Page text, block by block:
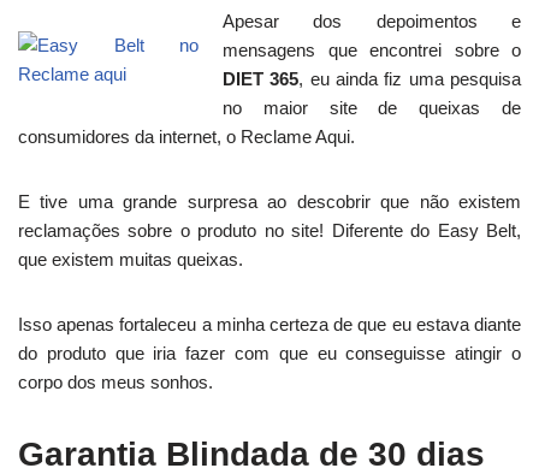
Apesar dos depoimentos e
mensagens que encontrei sobre o
DIET 365, eu ainda fiz uma pesquisa
no maior site de queixas de
consumidores da internet, o Reclame Aqui.
E tive uma grande surpresa ao descobrir que não existem
reclamações sobre o produto no site! Diferente do Easy Belt,
que existem muitas queixas.
Isso apenas fortaleceu a minha certeza de que eu estava diante
do produto que iria fazer com que eu conseguisse atingir o
corpo dos meus sonhos.
Garantia Blindada de 30 dias